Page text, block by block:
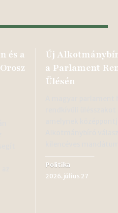
és a
Új
a Parlament
Ülésén
Politika
2026. július 27